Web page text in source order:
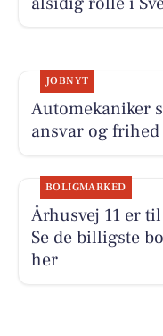
JOBNYT
Automekaniker
ansvar og
BOLIGMARKED
Århusvej 11 er
Se de billigste
her